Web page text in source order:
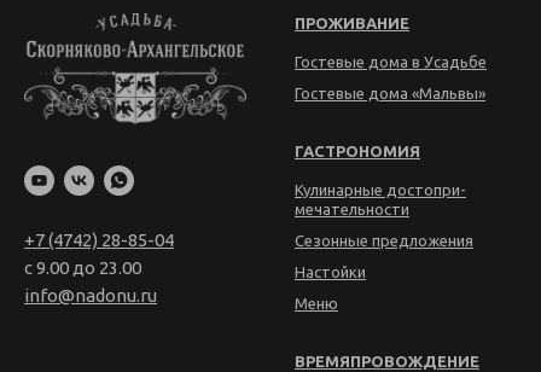
+7 (4742) 28-85-04
с 9.00 до 23.00
info@nadonu.ru
ПРОЖИВАНИЕ
Гостевые дома в Усадьбе
Гостевые дома «Мальвы»
ГАСТРОНОМИЯ
Кулинарные достопри­
мечательности
Сезонные предложения
Настойки
Меню
ВРЕМЯПРОВОЖДЕНИЕ